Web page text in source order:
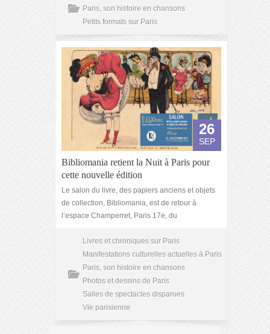
Paris, son histoire en chansons
Petits formats sur Paris
26
SEP
Bibliomania retient la Nuit à Paris pour
cette nouvelle édition
Le salon du livre, des papiers anciens et objets
de collection, Bibliomania, est de retour à
l’espace Champerret, Paris 17e, du
Livres et chroniques sur Paris
Manifestations culturelles actuelles à Paris
Paris, son histoire en chansons
Photos et dessins de Paris
Salles de spectacles disparues
Vie parisienne